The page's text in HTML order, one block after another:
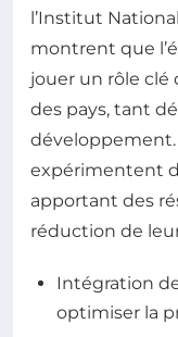
l’Institut
montrent que
jouer un rôle clé
des pays, tant
expérimentent
apportant des
réduction de
Intégration
optimiser la